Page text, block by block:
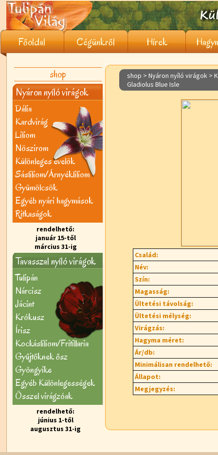
Főoldal Cégünkről Hírek
shop
Nyáron nyíló virágok
Dália
Kardvirág
Liliom
Nõszirom
Különleges évelõk
Sásliliom/Árnyékliliom
Gyümölcsök
Egyéb nyári hagymások
Ritkaságok
rendelhető:
január 15-től
március 31-ig
Tavasszal nyíló virágok
Tulipán
Nárcisz
Jácint
Krókusz
Írisz
Kockásliliom/Fritillaria
Gyűjtőknek ősz
Gyöngyike
Egyéb Különlegességek
Õsszel virágzóak
rendelhető:
június 1-től
augusztus 31-ig
shop > Nyáron nyíló virágok >
Gladiolus Blue Isle
Család:
Név:
Szín:
Magasság:
Ültetési távolság:
Ültetési mélység:
Virágzás:
Hagyma méret:
Ár/db:
Minimálisan rendelhető:
Állapot:
Megjegyzés: